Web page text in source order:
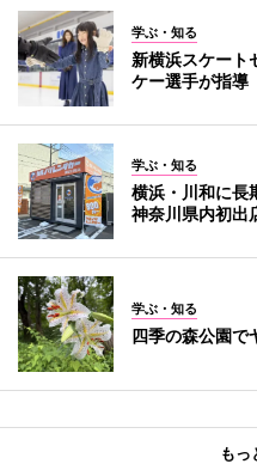
学ぶ・知る
新横浜スケー
ケー選手が指導
学ぶ・知る
横浜・川和に長
神奈川県内初出
学ぶ・知る
四季の森公園
もっ